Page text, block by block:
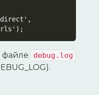
файле debug.log